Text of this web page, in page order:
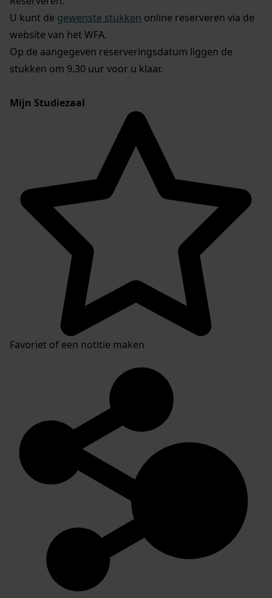
U kunt de gewenste stukken online reserveren via de
website van het WFA.
Op de aangegeven reserveringsdatum liggen de
stukken om 9.30 uur voor u klaar.
Mijn Studiezaal
Favoriet of een notitie maken